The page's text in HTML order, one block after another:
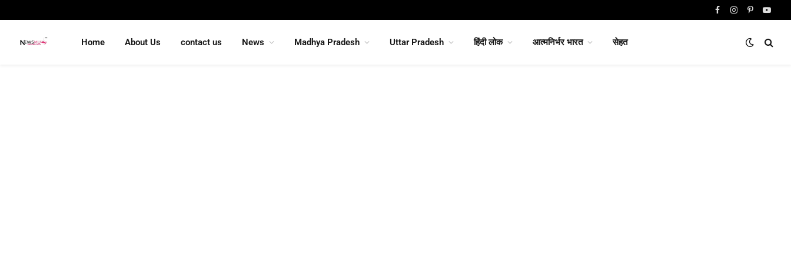
FacebookInstagram
Pinterest
Home About Us contact us News Madhya Pradesh Uttar Pradesh हिंदी लोक आत्मनिर्भर भारत सेहत